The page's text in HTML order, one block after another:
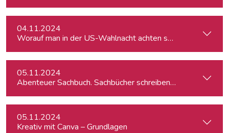
04.11.2024
Worauf man in der US-Wahlnacht achten sollte
05.11.2024
Abenteuer Sachbuch. Sachbücher schreiben für
05.11.2024
Kreativ mit Canva – Grundlagen